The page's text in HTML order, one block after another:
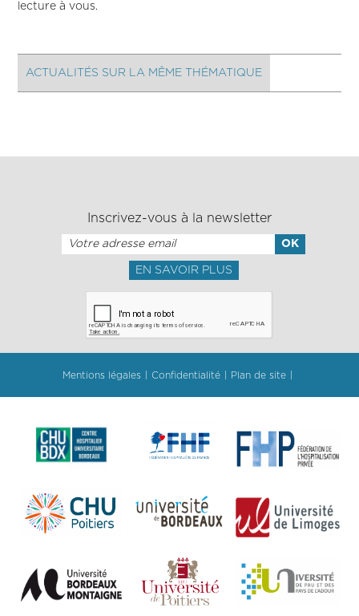
lecture à vous.
ACTUALITÉS SUR LA MÊME THÉMATIQUE
Inscrivez-vous à la newsletter
EN SAVOIR PLUS
Mentions légales Confidentialité Plan de site